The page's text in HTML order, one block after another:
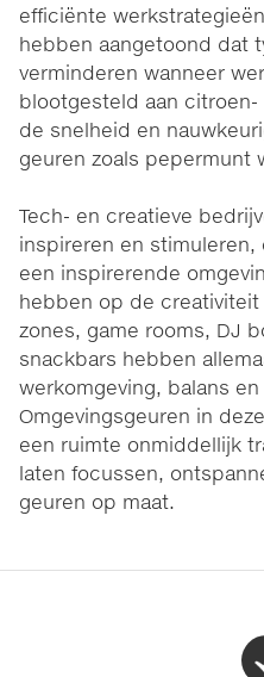
efficiënte
hebben aangetoond dat
verminderen wanneer
blootgesteld aan
de snelheid en
geuren zoals pepermunt
Tech- en creatieve
inspireren en
een inspirerende
hebben op de
zones, game rooms, DJ
snackbars hebben
werkomgeving, balans
Omgevingsgeuren in
een ruimte onmiddellijk
laten focussen,
geuren op maat.